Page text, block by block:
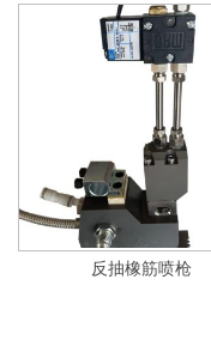
反抽橡筋喷枪